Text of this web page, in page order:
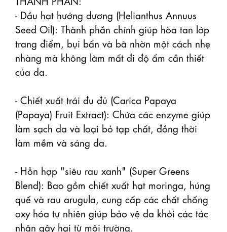
- Dầu hạt hướng dương (Helianthus Annuus
Seed Oil): Thành phần chính giúp hòa tan lớp
trang điểm, bụi bẩn và bã nhờn một cách nhẹ
nhàng mà không làm mất đi độ ẩm cần thiết
của da.
- Chiết xuất trái đu đủ (Carica Papaya
(Papaya) Fruit Extract): Chứa các enzyme giúp
làm sạch da và loại bỏ tạp chất, đồng thời
làm mềm và sáng da.
- Hỗn hợp "siêu rau xanh" (Super Greens
Blend): Bao gồm chiết xuất hạt moringa, húng
quế và rau arugula, cung cấp các chất chống
oxy hóa tự nhiên giúp bảo vệ da khỏi các tác
nhân gây hại từ môi trường.